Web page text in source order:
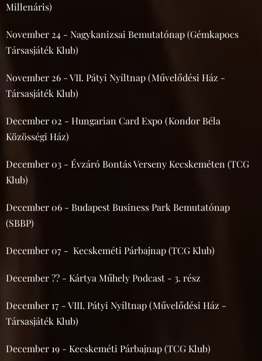
Millenáris)
November 24 - Nagykanizsai Bemutatónap (Gémkapocs
Társasjáték Klub)
November 26 - VII. Pátyi Nyíltnap (Művelődési Ház -
Társasjáték Klub)
December 02 - Hungarian Card Expo (Kondor Béla
Közösségi Ház)
December 03 - Évzáró Bontás Verseny Kecskeméten (TCG
Klub)
December 06 - Budapest Business Park Bemutatónap
(SBBP)
December 07 - Kecskeméti Párbajnap (TCG Klub)
December ?? - Kártya Műhely Podcast - 3. rész
December 17 - VIII. Pátyi Nyíltnap (Művelődési Ház -
Társasjáték Klub)
December 19 - Kecskeméti Párbajnap (TCG Klub)